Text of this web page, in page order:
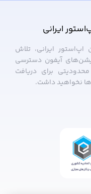
ایرانی
ایرانی، تلاش
آیفون دسترسی
برای دریافت
نخواهید داشت.